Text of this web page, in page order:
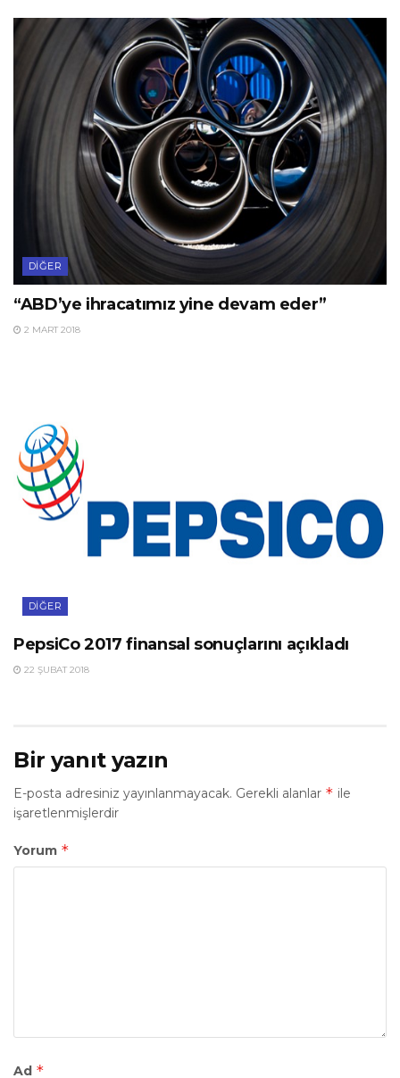
DIĞER
“ABD’ye ihracatımız yine devam eder”
2 MART 2018
DIĞER
PepsiCo 2017 finansal sonuçlarını açıkladı
22 ŞUBAT 2018
Bir yanıt yazın
E-posta adresiniz yayınlanmayacak. Gerekli alanlar * ile
işaretlenmişlerdir
Yorum *
Ad *